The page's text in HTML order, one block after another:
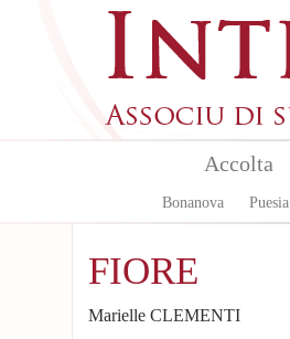
Accolta
Bonanova Puesia
FIORE
Marielle CLEMENTI